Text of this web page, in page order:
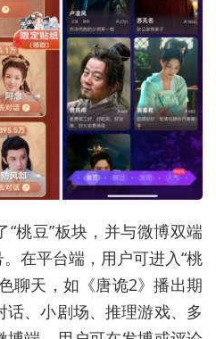
桃豆”板块，并与微博双端
在平台端，用户可进入“桃
聊天，如《唐诡2》播出期
、小剧场、推理游戏、多